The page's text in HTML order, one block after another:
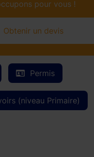
Permis
(niveau Primaire)
pour vous !
Obtenir un devis